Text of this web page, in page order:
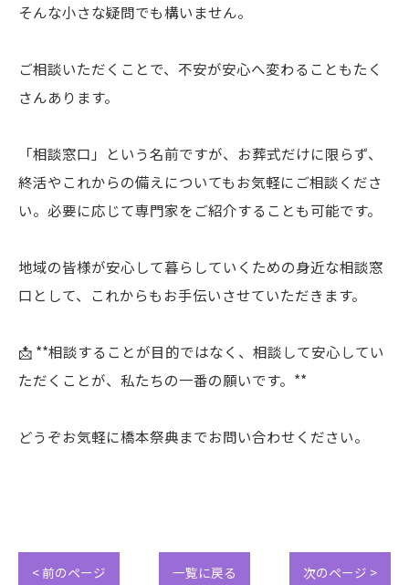
そんな小さな疑問でも構いません。
ご相談いただくことで、不安が安心へ変わることもたく
さんあります。
「相談窓口」という名前ですが、お葬式だけに限らず、
終活やこれからの備えについてもお気軽にご相談くださ
い。必要に応じて専門家をご紹介することも可能です。
地域の皆様が安心して暮らしていくための身近な相談窓
口として、これからもお手伝いさせていただきます。
📩 **相談することが目的ではなく、相談して安心してい
ただくことが、私たちの一番の願いです。**
どうぞお気軽に橋本祭典までお問い合わせください。
< 前のページ 一覧に戻る 次のページ >